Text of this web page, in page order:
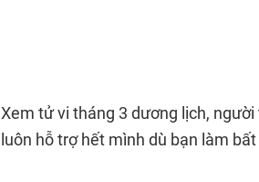
Xem tử vi tháng 3 dương lịch,
luôn hỗ trợ hết mình dù bạn làm